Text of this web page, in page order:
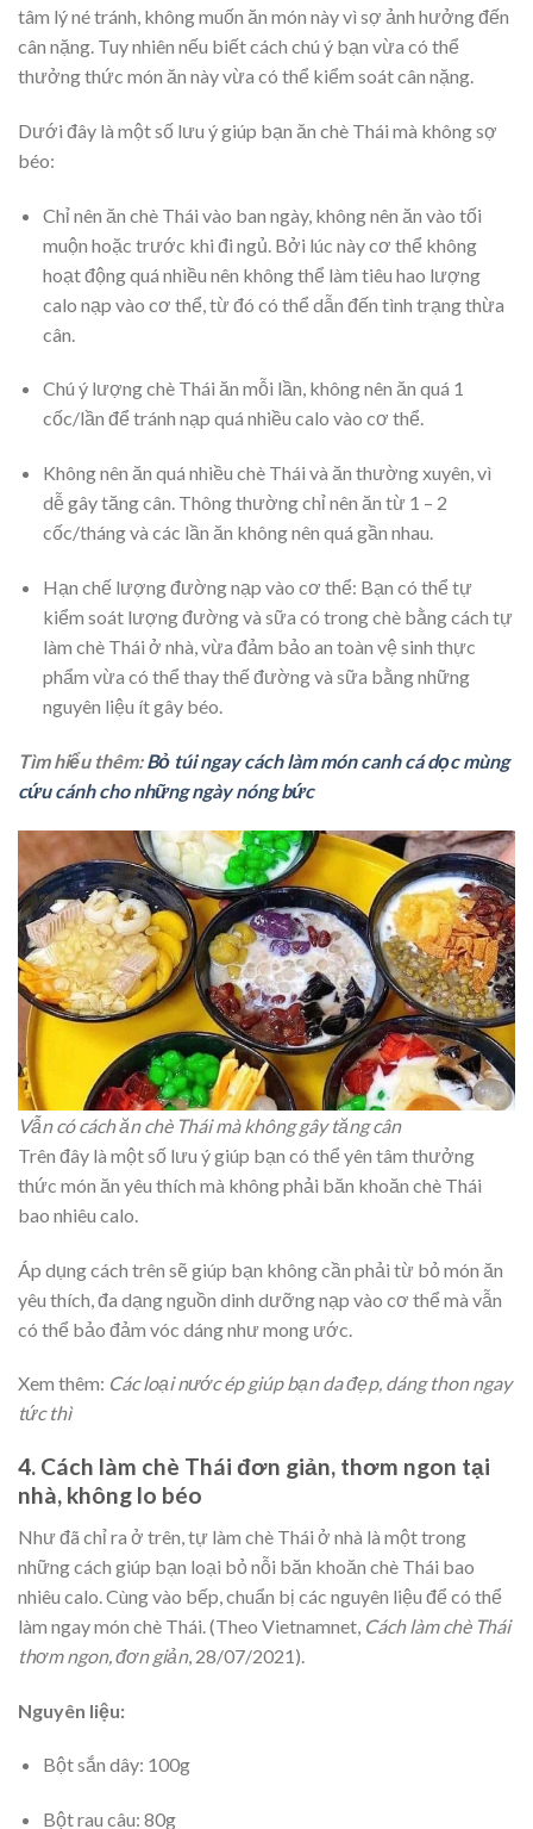
tâm lý né tránh, không muốn ăn món này vì sợ ảnh hưởng đến
cân nặng. Tuy nhiên nếu biết cách chú ý bạn vừa có thể
thưởng thức món ăn này vừa có thể kiểm soát cân nặng.
Dưới đây là một số lưu ý giúp bạn ăn chè Thái mà không sợ
béo:
Chỉ nên ăn chè Thái vào ban ngày, không nên ăn vào tối
muộn hoặc trước khi đi ngủ. Bởi lúc này cơ thể không
hoạt động quá nhiều nên không thể làm tiêu hao lượng
calo nạp vào cơ thể, từ đó có thể dẫn đến tình trạng thừa
cân.
Chú ý lượng chè Thái ăn mỗi lần, không nên ăn quá 1
cốc/lần để tránh nạp quá nhiều calo vào cơ thể.
Không nên ăn quá nhiều chè Thái và ăn thường xuyên, vì
dễ gây tăng cân. Thông thường chỉ nên ăn từ 1 – 2
cốc/tháng và các lần ăn không nên quá gần nhau.
Hạn chế lượng đường nạp vào cơ thể: Bạn có thể tự
kiểm soát lượng đường và sữa có trong chè bằng cách tự
làm chè Thái ở nhà, vừa đảm bảo an toàn vệ sinh thực
phẩm vừa có thể thay thế đường và sữa bằng những
nguyên liệu ít gây béo.
Tìm hiểu thêm:Bỏ túi ngay cách làm món canh cá dọc mùng
cứu cánh cho những ngày nóng bức
Vẫn có cách ăn chè Thái mà không gây tăng cân
Trên đây là một số lưu ý giúp bạn có thể yên tâm thưởng
thức món ăn yêu thích mà không phải băn khoăn chè Thái
bao nhiêu calo.
Áp dụng cách trên sẽ giúp bạn không cần phải từ bỏ món ăn
yêu thích, đa dạng nguồn dinh dưỡng nạp vào cơ thể mà vẫn
có thể bảo đảm vóc dáng như mong ước.
Xem thêm: Các loại nước ép giúp bạn da đẹp, dáng thon ngay
tức thì
4. Cách làm chè Thái đơn giản, thơm ngon tại
nhà, không lo béo
Như đã chỉ ra ở trên, tự làm chè Thái ở nhà là một trong
những cách giúp bạn loại bỏ nỗi băn khoăn chè Thái bao
nhiêu calo. Cùng vào bếp, chuẩn bị các nguyên liệu để có thể
làm ngay món chè Thái. (Theo Vietnamnet, Cách làm chè Thái
thơm ngon, đơn giản, 28/07/2021).
Nguyên liệu:
Bột sắn dây: 100g
Bột rau câu: 80g